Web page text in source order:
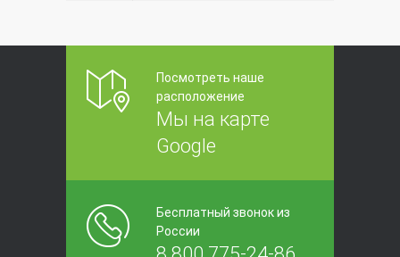
Посмотреть наше
расположение
Мы на карте
Google
Бесплатный звонок из
России